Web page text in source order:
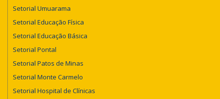
Setorial Umuarama
Setorial Educação Física
Setorial Educação Básica
Setorial Pontal
Setorial Patos de Minas
Setorial Monte Carmelo
Setorial Hospital de Clínicas